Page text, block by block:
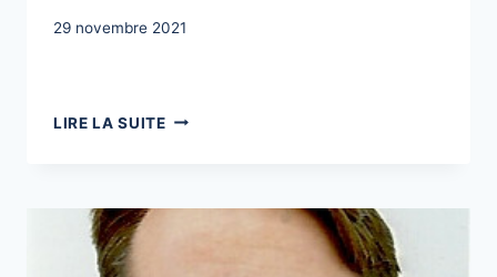
29 novembre 2021
LIRE LA SUITECHANG